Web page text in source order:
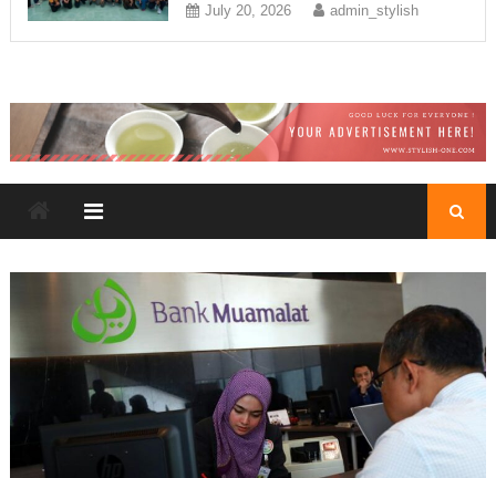
July 20, 2026 admin_stylish